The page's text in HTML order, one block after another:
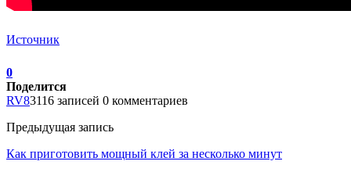
Источник
0
Поделится
RV83116 записей 0 комментариев
Предыдущая запись
Как приготовить мощный клей за несколько минут